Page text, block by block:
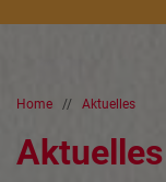
Home // Aktuelles
Aktuelles